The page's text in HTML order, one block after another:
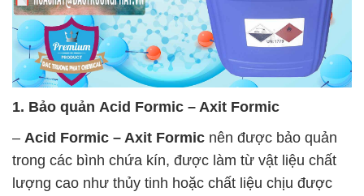
1. Bảo quản Acid Formic – Axit Formic
– Acid Formic – Axit Formic nên được bảo quản
trong các bình chứa kín, được làm từ vật liệu chất
lượng cao như thủy tinh hoặc chất liệu chịu được